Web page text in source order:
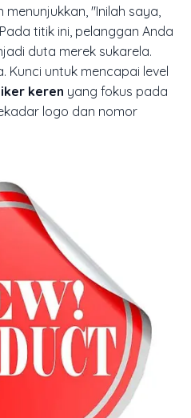
"Inilah saya,
titik ini, pelanggan Anda
duta merek sukarela.
Kunci untuk mencapai level
keren yang fokus pada
logo dan nomor